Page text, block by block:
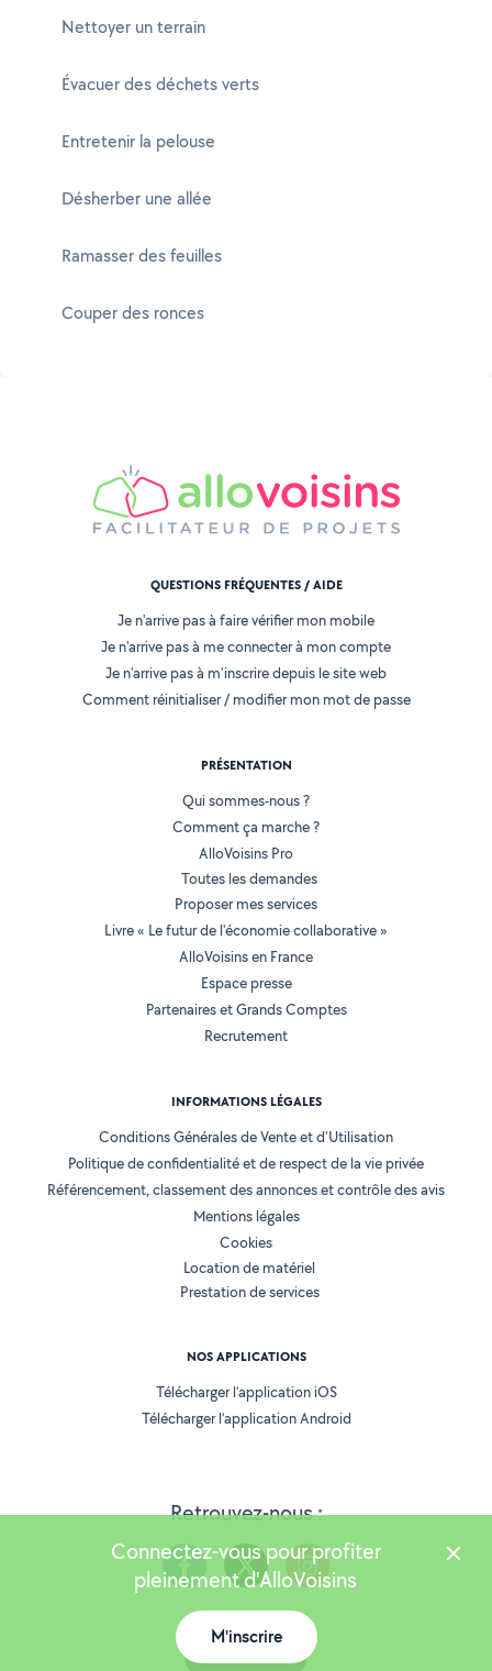
Nettoyer un terrain
Évacuer des déchets verts
Entretenir la pelouse
Désherber une allée
Ramasser des feuilles
Couper des ronces
Retrouvez-nous :
QUESTIONS FRÉQUENTES / AIDE
Je n'arrive pas à faire vérifier mon mobile
Je n'arrive pas à me connecter à mon compte
Je n'arrive pas à m'inscrire depuis le site web
Comment réinitialiser / modifier mon mot de passe
PRÉSENTATION
Qui sommes-nous ?
Comment ça marche ?
AlloVoisins Pro
Toutes les demandes
Proposer mes services
Livre « Le futur de l'économie collaborative »
AlloVoisins en France
Espace presse
Partenaires et Grands Comptes
Recrutement
INFORMATIONS LÉGALES
Conditions Générales de Vente et d'Utilisation
Politique de confidentialité et de respect de la vie privée
Référencement, classement des annonces et contrôle des avis
Mentions légales
Cookies
Location de matériel
Prestation de services
NOS APPLICATIONS
Télécharger l’application iOS
Télécharger l’application Android
Version 25.5.3
Connectez-vous pour profiter
pleinement d'AlloVoisins
M'inscrire